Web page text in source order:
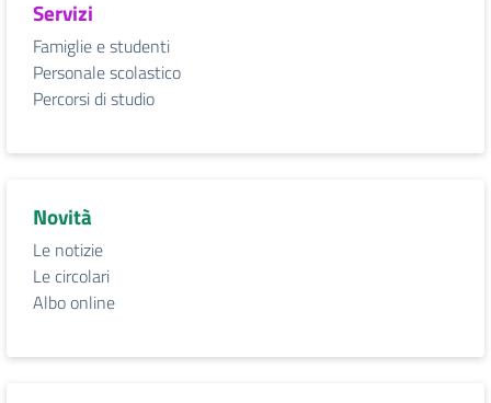
Servizi
Famiglie e studenti
Personale scolastico
Percorsi di studio
Novità
Le notizie
Le circolari
Albo online